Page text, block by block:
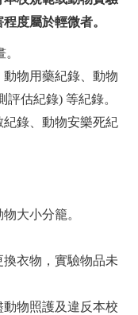
度屬於輕微者。
物用藥紀錄、動物
評估紀錄) 等紀錄。
錄、動物安樂死紀
大小分籠。
衣物，實驗物品未
物照護及違反本校